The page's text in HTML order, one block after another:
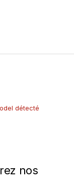
détecté
nos